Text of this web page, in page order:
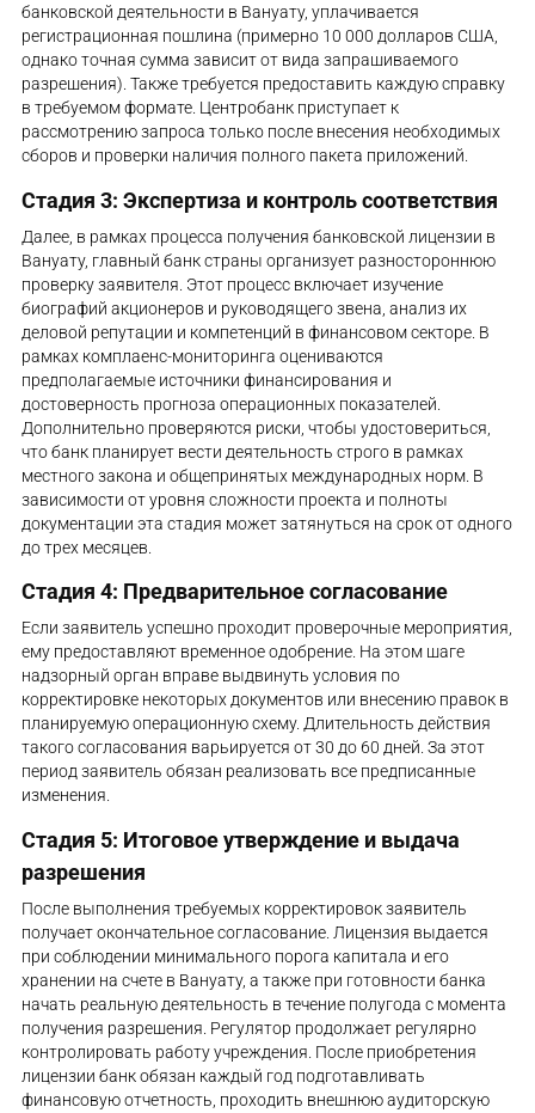
банковской деятельности в Вануату, уплачивается
регистрационная пошлина (примерно 10 000 долларов США,
однако точная сумма зависит от вида запрашиваемого
разрешения). Также требуется предоставить каждую справку
в требуемом формате. Центробанк приступает к
рассмотрению запроса только после внесения необходимых
сборов и проверки наличия полного пакета приложений.
Стадия 3: Экспертиза и контроль соответствия
Далее, в рамках процесса получения банковской лицензии в
Вануату, главный банк страны организует разностороннюю
проверку заявителя. Этот процесс включает изучение
биографий акционеров и руководящего звена, анализ их
деловой репутации и компетенций в финансовом секторе. В
рамках комплаенс-мониторинга оцениваются
предполагаемые источники финансирования и
достоверность прогноза операционных показателей.
Дополнительно проверяются риски, чтобы удостовериться,
что банк планирует вести деятельность строго в рамках
местного закона и общепринятых международных норм. В
зависимости от уровня сложности проекта и полноты
документации эта стадия может затянуться на срок от одного
до трех месяцев.
Стадия 4: Предварительное согласование
Если заявитель успешно проходит проверочные мероприятия,
ему предоставляют временное одобрение. На этом шаге
надзорный орган вправе выдвинуть условия по
корректировке некоторых документов или внесению правок в
планируемую операционную схему. Длительность действия
такого согласования варьируется от 30 до 60 дней. За этот
период заявитель обязан реализовать все предписанные
изменения.
Стадия 5: Итоговое утверждение и выдача
разрешения
После выполнения требуемых корректировок заявитель
получает окончательное согласование. Лицензия выдается
при соблюдении минимального порога капитала и его
хранении на счете в Вануату, а также при готовности банка
начать реальную деятельность в течение полугода с момента
получения разрешения. Регулятор продолжает регулярно
контролировать работу учреждения. После приобретения
лицензии банк обязан каждый год подготавливать
финансовую отчетность, проходить внешнюю аудиторскую